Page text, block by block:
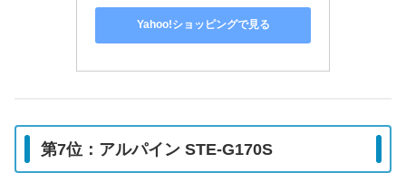
Yahoo!ショッピングで見る
第7位：アルパイン STE-G170S